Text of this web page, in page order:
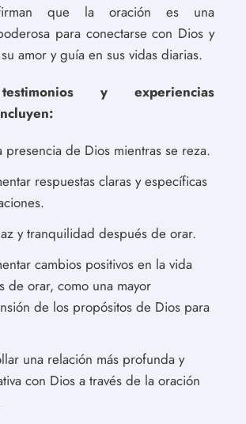
que la oración es una
para conectarse con Dios y
amor y guía en sus vidas diarias.
y experiencias
presencia de Dios mientras se reza.
respuestas claras y específicas
y tranquilidad después de orar.
cambios positivos en la vida
de orar, como una mayor
de los propósitos de Dios para
una relación más profunda y
con Dios a través de la oración